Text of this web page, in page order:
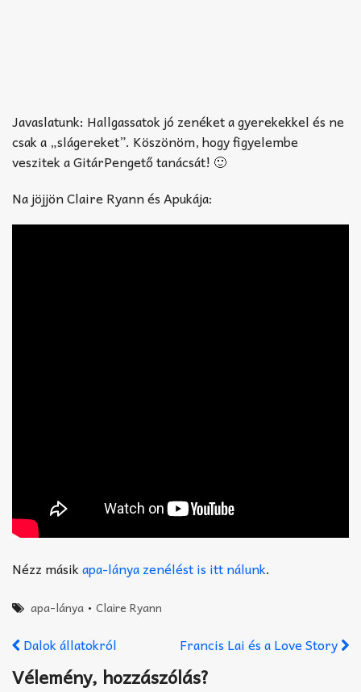
Javaslatunk: Hallgassatok jó zenéket a gyerekekkel és ne
csak a „slágereket”. Köszönöm, hogy figyelembe
veszitek a GitárPengető tanácsát! 🙂
Na jöjjön Claire Ryann és Apukája:
Nézz másikapa-lánya zenélést is itt nálunk.
apa-lánya •Claire Ryann
Dalok állatokról Francis Lai és a Love Story
Vélemény, hozzászólás?